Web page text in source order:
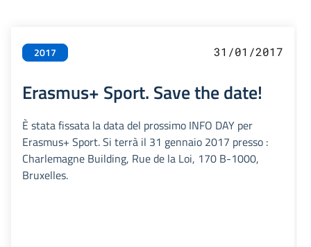
2017 31/01/2017
Erasmus+ Sport. Save the date!
È stata fissata la data del prossimo INFO DAY per
Erasmus+ Sport. Si terrà il 31 gennaio 2017 presso :
Charlemagne Building, Rue de la Loi, 170 B-1000,
Bruxelles.